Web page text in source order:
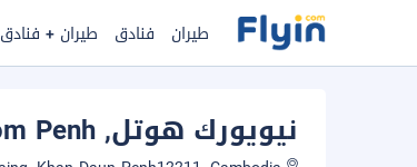
طيران فنادق طيران + فنادق
نيويورك هوتل, Phnom Penh